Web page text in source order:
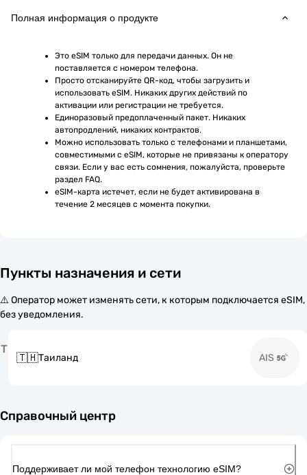
Полная информация о продукте
Это eSIM только для передачи данных. Он не
поставляется с номером телефона.
Просто отсканируйте QR-код, чтобы загрузить и
использовать eSIM. Никаких других действий по
активации или регистрации не требуется.
Единоразовый предоплаченный пакет. Никаких
автопродлений, никаких контрактов.
Можно использовать только с телефонами и планшетами,
совместимыми с eSIM, которые не привязаны к оператору
связи. Если у вас есть сомнения, пожалуйста, проверьте
раздел FAQ.
eSIM-карта истечет, если не будет активирована в
течение 2 месяцев с момента покупки.
Пункты назначения и сети
⚠️ Оператор может изменять сети, к которым подключается eSIM,
без уведомления.
Т
🇹🇭Таиланд AIS
Справочный центр
Поддерживает ли мой телефон технологию eSIM?